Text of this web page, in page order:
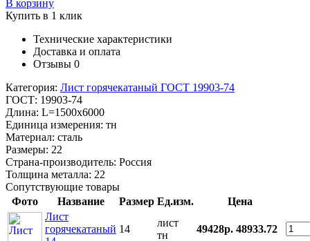
В корзину
Купить в 1 клик
Технические характеристики
Доставка и оплата
Отзывы 0
Категория: Лист горячекатаный ГОСТ 19903-74
ГОСТ: 19903-74
Длина: L=1500x6000
Единица измерения: тн
Материал: сталь
Размеры: 22
Страна-производитель: Россия
Толщина металла: 22
Сопутствующие товары
Фото
Название Размер Ед.изм.
Цена
Лист
горячекатаный 14
лист
тн
49428р. 48933.72